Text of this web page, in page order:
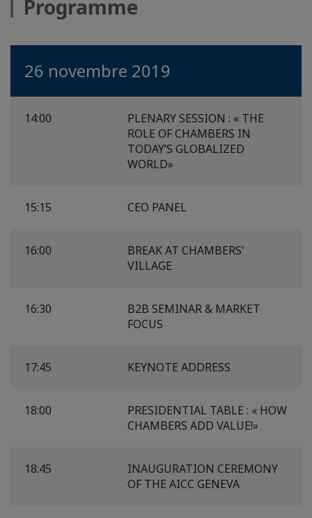
Programme
26 novembre 2019
14:00
PLENARY SESSION : « THE
ROLE OF CHAMBERS IN
TODAY’S GLOBALIZED
WORLD»
15:15 CEO PANEL
16:00
BREAK AT CHAMBERS'
VILLAGE
16:30
B2B SEMINAR & MARKET
FOCUS
17:45 KEYNOTE ADDRESS
18:00
PRESIDENTIAL TABLE : « HOW
CHAMBERS ADD VALUE!»
18:45
INAUGURATION CEREMONY
OF THE AICC GENEVA